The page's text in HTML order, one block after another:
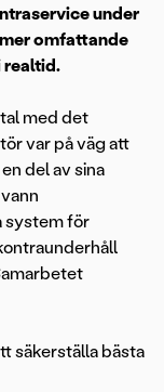
under
omfattande
realtid.
med det
var på väg att
del av sina
system för
säkerställa bästa